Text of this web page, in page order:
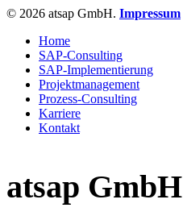
© 2026 atsap GmbH. Impressum
Close
Menu
Home
SAP-Consulting
SAP-Implementierung
Projektmanagement
Prozess-Consulting
Karriere
Kontakt
atsap GmbH